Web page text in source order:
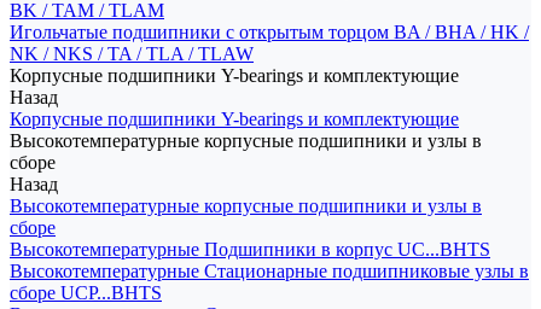
BK / TAM / TLAM
Игольчатые подшипники с открытым торцом BA / BHA / HK /
NK / NKS / TA / TLA / TLAW
Корпусные подшипники Y-bearings и комплектующие
Назад
Корпусные подшипники Y-bearings и комплектующие
Высокотемпературные корпусные подшипники и узлы в
сборе
Назад
Высокотемпературные корпусные подшипники и узлы в
сборе
Высокотемпературные Подшипники в корпус UC...BHTS
Высокотемпературные Стационарные подшипниковые узлы в
сборе UCP...BHTS